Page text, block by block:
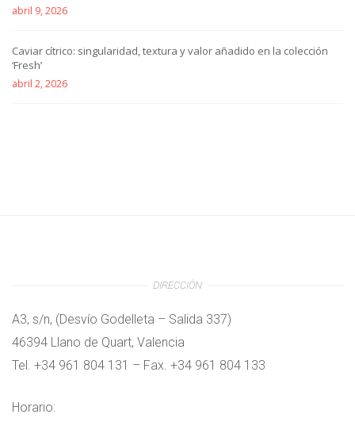
abril 9, 2026
Caviar cítrico: singularidad, textura y valor añadido en la colección
‘Fresh’
abril 2, 2026
DIRECCIÓN
A3, s/n, (Desvío Godelleta – Salida 337)
46394 Llano de Quart, Valencia
Tel. +34 961 804 131 – Fax. +34 961 804 133
Horario: